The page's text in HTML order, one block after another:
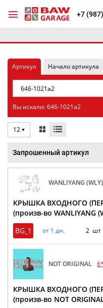
+7
Артикул Начало артикула
Вы искали: 646-1021a2
12
Запрошенный артикул
WANLIYANG (WLY)
КРЫШКА ВХОДНОГО
(произв-во WANLIYANG
BG_1
от 1 дн. 2 шт
NOT ORIGINAL
КРЫШКА ВХОДНОГО
(произв-во NOT